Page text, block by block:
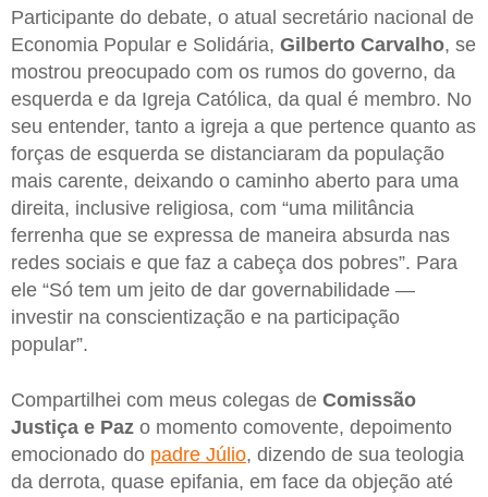
Participante do debate, o atual secretário nacional de
Economia Popular e Solidária, Gilberto Carvalho, se
mostrou preocupado com os rumos do governo, da
esquerda e da Igreja Católica, da qual é membro. No
seu entender, tanto a igreja a que pertence quanto as
forças de esquerda se distanciaram da população
mais carente, deixando o caminho aberto para uma
direita, inclusive religiosa, com “uma militância
ferrenha que se expressa de maneira absurda nas
redes sociais e que faz a cabeça dos pobres”. Para
ele “Só tem um jeito de dar governabilidade —
investir na conscientização e na participação
popular”.
Compartilhei com meus colegas de Comissão
Justiça e Paz o momento comovente, depoimento
emocionado do padre Júlio, dizendo de sua teologia
da derrota, quase epifania, em face da objeção até